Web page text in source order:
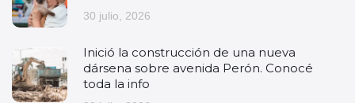
30 julio, 2026
Inició la construcción de una nueva
dársena sobre avenida Perón. Conocé
toda la info